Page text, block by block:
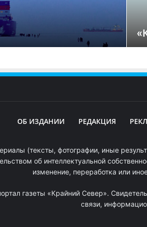
ОБ ИЗДАНИИ РЕДАКЦИЯ
(тексты, фотографии, иные
об интеллектуальной
изменение, переработка или
газеты «Крайний Север».
связи,